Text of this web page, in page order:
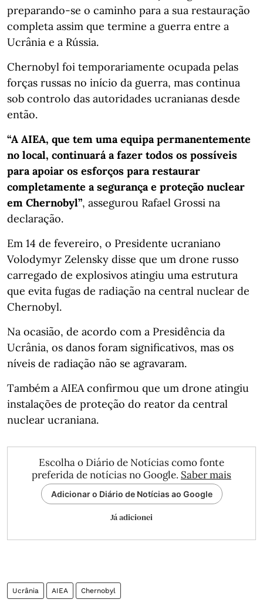
preparando-se o caminho para a sua restauração
completa assim que termine a guerra entre a
Ucrânia e a Rússia.
Chernobyl foi temporariamente ocupada pelas
forças russas no início da guerra, mas continua
sob controlo das autoridades ucranianas desde
então.
“A AIEA, que tem uma equipa permanentemente
no local, continuará a fazer todos os possíveis
para apoiar os esforços para restaurar
completamente a segurança e proteção nuclear
em Chernobyl”, assegurou Rafael Grossi na
declaração.
Em 14 de fevereiro, o Presidente ucraniano
Volodymyr Zelensky disse que um drone russo
carregado de explosivos atingiu uma estrutura
que evita fugas de radiação na central nuclear de
Chernobyl.
Na ocasião, de acordo com a Presidência da
Ucrânia, os danos foram significativos, mas os
níveis de radiação não se agravaram.
Também a AIEA confirmou que um drone atingiu
instalações de proteção do reator da central
nuclear ucraniana.
Escolha o Diário de Notícias como fonte
preferida de notícias no Google. Saber mais
Adicionar o Diário de Notícias ao Google
Já adicionei
Ucrânia AIEA Chernobyl